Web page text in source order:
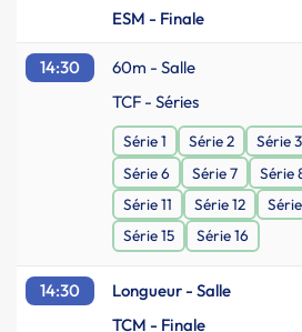
ESM - Finale
14:30 60m - Salle
TCF - Séries
Série 1 Série 2 Série 3
Série 6
Série 7 Série
Série 11
Série 12
Série 15
Série 16
14:30 Longueur - Salle
TCM - Finale